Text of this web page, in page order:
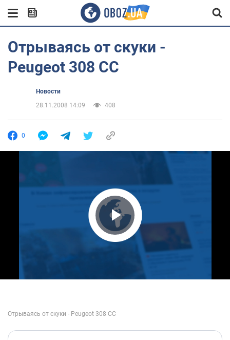
Отрываясь от скуки -
Peugeot 308 CC
Новости
28.11.2008 14:09
408
0
Play Video